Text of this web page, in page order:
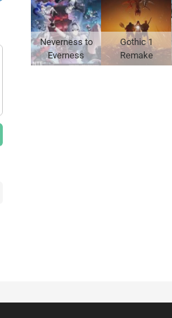
Neverness to
Everness
Gothic 1
Remake